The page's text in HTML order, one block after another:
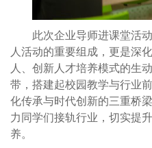
此次企业导师进课堂活
人活动的重要组成，更是深
人、创新人才培养模式的生
带，搭建起校园教学与行业
化传承与时代创新的三重桥
力同学们接轨行业，切实提
养。